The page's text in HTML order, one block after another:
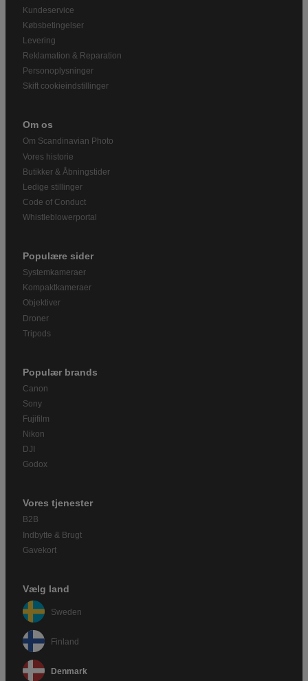
Kundeservice
Købsbetingelser
Levering
Reklamation & Reparation
Personoplysninger
Skift cookieindstillinger
Om os
Om Scandinavian Photo
Vores historie
Butikker & Åbningstider
Ledige stillinger
Code of Conduct
Whistleblowerportal
Populære sider
Systemkameraer
Kompaktkameraer
Objektiver
Droner
Tripods
Populær brands
Canon
Sony
Fujifilm
Nikon
DJI
Godox
Vores tjenester
B2B
Indbytte & Brugt
Gavekort
Vælg land
Sweden
Finland
Denmark